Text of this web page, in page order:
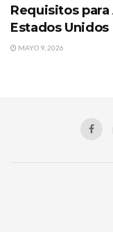
Requisitos
Estados
MAYO 9, 2026